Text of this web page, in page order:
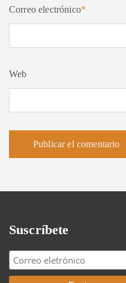
Correo electrónico*
Web
Suscríbete